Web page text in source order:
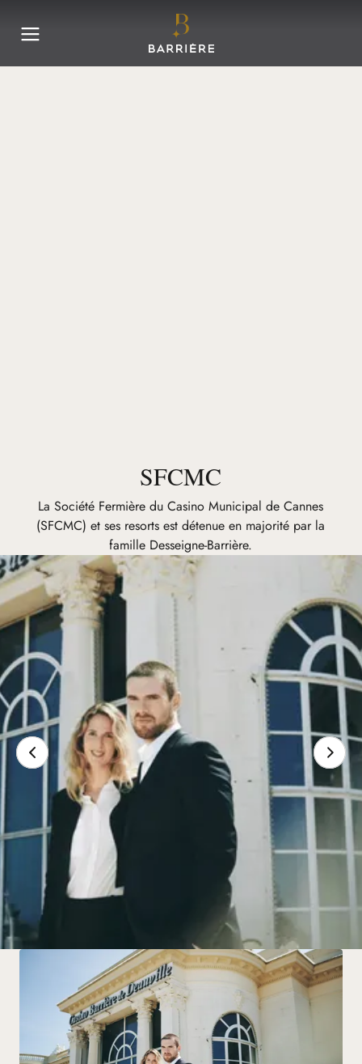
SFCMC
La Société Fermière du Casino Municipal de Cannes
(SFCMC) et ses resorts est détenue en majorité par la
famille Desseigne-Barrière.
Mot de bienvenue
Humain, luxueux, moderne, convivial... Découvrez le
savoir-faire familial du groupe Barrière.